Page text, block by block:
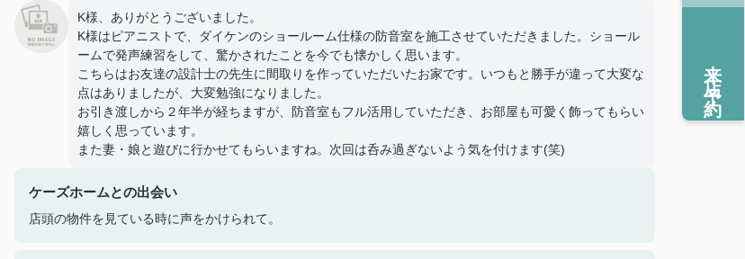
K様、ありがとうございました。
K様はピアニストで、ダイケンのショールーム仕様の防音室を施工させていただきました。ショール
ームで発声練習をして、驚かされたことを今でも懐かしく思います。
こちらはお友達の設計士の先生に間取りを作っていただいたお家です。いつもと勝手が違って大変な
点はありましたが、大変勉強になりました。
お引き渡しから２年半が経ちますが、防音室もフル活用していただき、お部屋も可愛く飾ってもらい
嬉しく思っています。
また妻・娘と遊びに行かせてもらいますね。次回は呑み過ぎないよう気を付けます(笑)
ケーズホームとの出会い
店頭の物件を見ている時に声をかけられて。
来店予約